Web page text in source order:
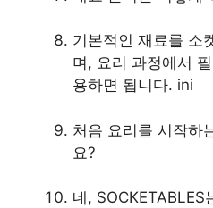
기본적인 재료를 소
며, 요리 과정에서
용하면 됩니다. ini
처음 요리를 시작하
요?
네, SOCKETABLES